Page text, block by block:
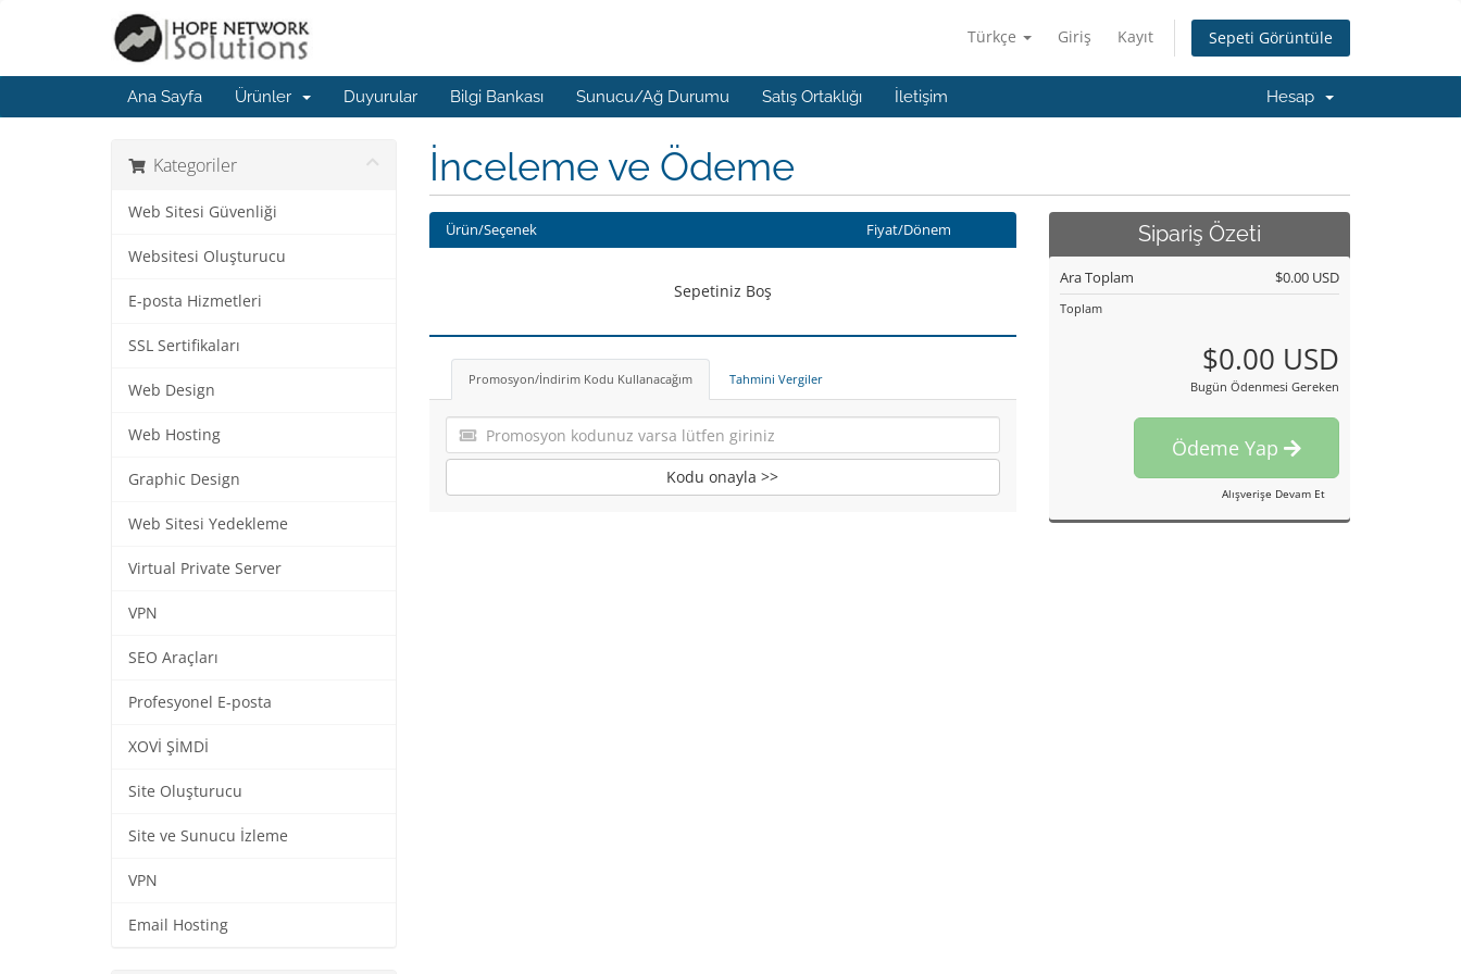
Türkçe Giriş Kayıt Sepeti Görüntüle
Ana Sayfa Ürünler Duyurular Bilgi Bankası Sunucu/Ağ Durumu Satış Ortaklığı İletişim Hesap
Kategoriler
Web Sitesi Güvenliği
Websitesi Oluşturucu
E-posta Hizmetleri
SSL Sertifikaları
Web Design
Web Hosting
Graphic Design
Web Sitesi Yedekleme
Virtual Private Server
VPN
SEO Araçları
Profesyonel E-posta
XOVİ ŞİMDİ
Site Oluşturucu
Site ve Sunucu İzleme
VPN
Email Hosting
İnceleme ve Ödeme
Ürün/Seçenek Fiyat/Dönem
Sepetiniz Boş
Promosyon/İndirim Kodu Kullanacağım Tahmini Vergiler
Kodu onayla >>
Sipariş Özeti
Ara Toplam $0.00 USD
Toplam
$0.00 USD
Bugün Ödenmesi Gereken
Ödeme Yap
Alışverişe Devam Et